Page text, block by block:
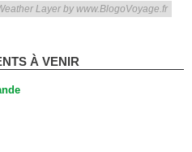
Layer by www.BlogoVoyage.fr
À VENIR